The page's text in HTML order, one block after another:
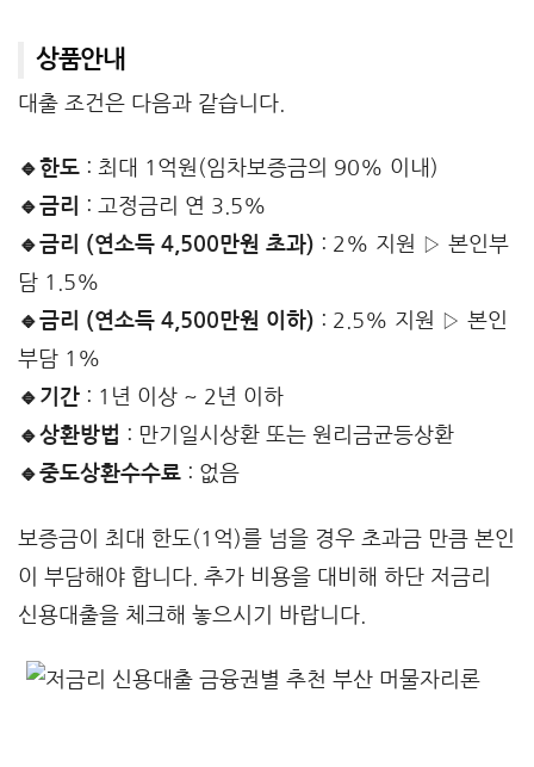
상품안내
대출 조건은 다음과 같습니다.
🔹한도 : 최대 1억원(임차보증금의 90% 이내)
🔹금리
: 고정금리 연 3.5%
🔹금리 (연소득 4,500만원 초과) : 2% 지원 ▷ 본인부
담 1.5%
🔹금리 (연소득 4,500만원 이하) : 2.5% 지원 ▷ 본인
부담 1%
🔹기간 : 1년 이상 ~ 2년 이하
🔹상환방법 : 만기일시상환 또는 원리금균등상환
🔹중도상환수수료 : 없음
보증금이 최대 한도(1억)를 넘을 경우 초과금 만큼 본인
이 부담해야 합니다. 추가 비용을 대비해 하단 저금리
신용대출을 체크해 놓으시기 바랍니다.